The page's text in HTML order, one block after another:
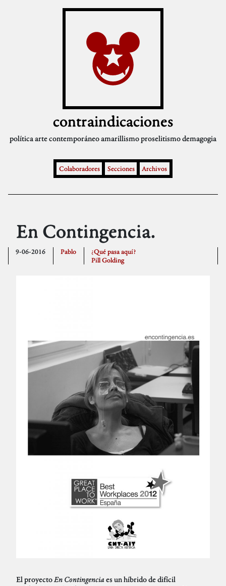
contraindicaciones
políticaarte contemporáneoamarillismoproselitismodemagogia
Colaboradores Secciones Archivos
En Contingencia.
9-06-2016 Pablo
¿Qué pasa aquí?
Pill Golding
El proyecto En Contingenciaes un híbrido de difícil